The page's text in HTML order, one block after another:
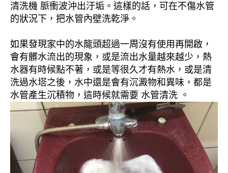
清洗機 脈衝波沖出汙垢。這樣的話，可在不傷水管
的狀況下，把水管內壁洗乾淨。
如果發現家中的水龍頭超過一周沒有使用再開啟，
會有髒水流出的現象，或是流出水量越來越少，熱
水器有時候點不著，或是等很久才有熱水，或是清
洗過水塔之後，水中還是會有沉澱物和異味，都是
水管產生沉積物，這時候就需要 水管清洗 。